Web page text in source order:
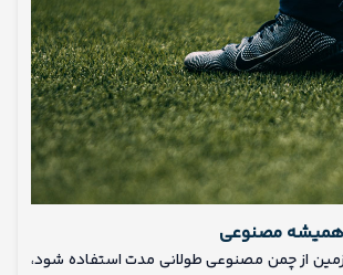
همیشه مصنوعی
از چمن مصنوعی طولانی مدت استفاده شود،